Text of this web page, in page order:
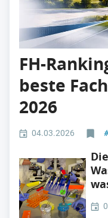
FH-
beste
2026
04.03.2026 #